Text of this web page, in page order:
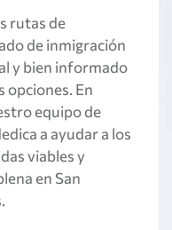
rutas de
de inmigración
y bien informado
opciones. En
equipo de
a ayudar a los
viables y
en San